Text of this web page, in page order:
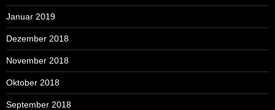
Januar 2019
Dezember 2018
November 2018
Oktober 2018
September 2018